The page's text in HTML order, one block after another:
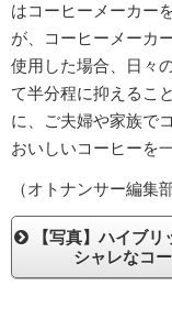
はコーヒーメーカー
が、コーヒーメーカ
使用した場合、日々
て半分程に抑えるこ
に、ご夫婦や家族で
おいしいコーヒーを
（オトナンサー編集部
【写真】ハイブ
シャレなコ